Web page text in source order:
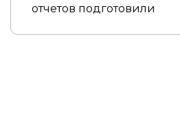
отчетов подготовили